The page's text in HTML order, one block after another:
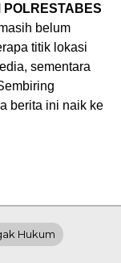
belum
titik lokasi
sementara
berita ini naik ke
Hukum